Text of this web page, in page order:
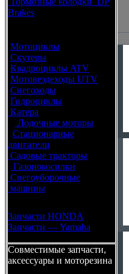
Brakes
Мотоциклы
Скутеры
Квадроциклы ATV
Мотовездеходы UTV
Снегоходы
Гидроциклы
Катера
Лодочные моторы
Стационарные
двигатели
Садовые тракторы
Газонокосилки
Снегоуборочные
машины
Запчасти HONDA
Запчасти — Yamaha
Совместимые запчасти,
аксессуары и моторезина